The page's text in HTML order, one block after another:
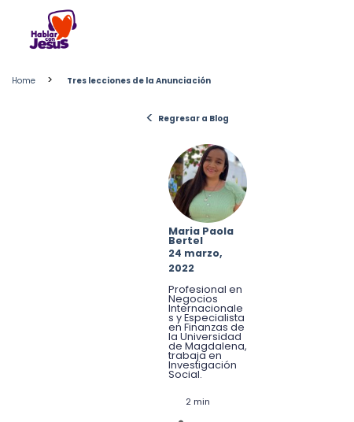
content
Home > Tres lecciones de la Anunciación
< Regresar a Blog
Maria Paola
Bertel
24 marzo,
2022
Profesional en
Negocios
Internacionale
s y Especialista
en Finanzas de
la Universidad
de Magdalena,
trabaja en
Investigación
Social.
2 min